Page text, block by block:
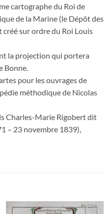
cartographe du Roi de
de la Marine (le Dépôt des
sur ordre du Roi Louis
la projection qui portera
Bonne.
pour les ouvrages de
méthodique de Nicolas
Charles-Marie Rigobert dit
– 23 novembre 1839),